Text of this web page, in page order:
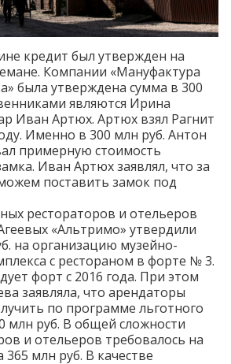
кредит был утвержден на
Компании «Мануфактура
была утверждена сумма в 300
являются Ирина
Иван Артюх. Артюх взял Рагнит
Именно в 300 млн руб. Антон
примерную стоимость
Иван Артюх заявлял, что за
поставить замок под
рестораторов и отельеров
«Альтримо» утвердили
на организацию музейно-
с рестораном в форте № 3.
форт с 2016 года. При этом
заявляла, что арендаторы
по программе льготного
млн руб. В общей сложности
и отельеров требовалось на
млн руб. В качестве